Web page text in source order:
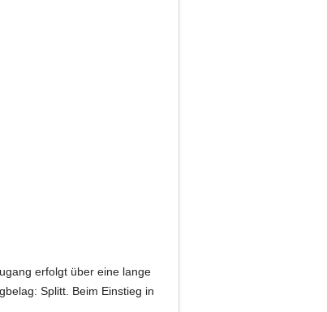
erfolgt über eine lange
Splitt. Beim Einstieg in